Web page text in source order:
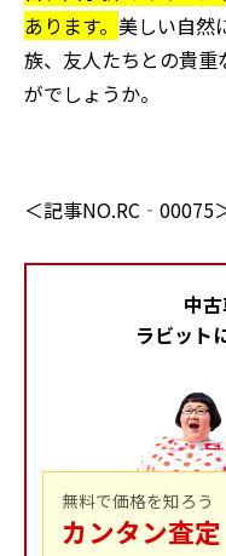
あります。 美しい自然
族、友人たちとの貴
がでしょうか。
＜記事NO.RC‐00075
中
ラビット
無料で価格を知ろう
カンタン査定